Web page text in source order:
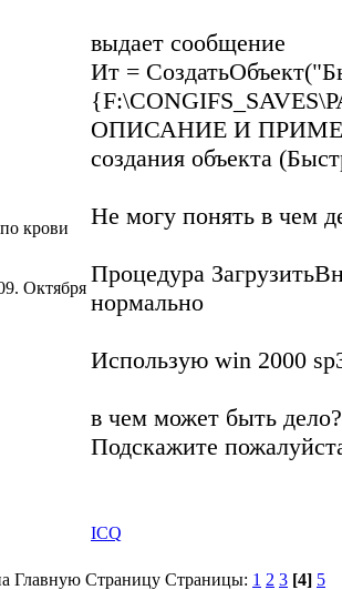
крови
Октября
выдает сообщение
Ит =
ОПИСАНИЕ И
создания объекта
Не могу понять в чем
Процедура
нормально
Использую win 2000
в чем может быть дело?
Подскажите
ICQ
Страницы: 1 2 3 [4] 5